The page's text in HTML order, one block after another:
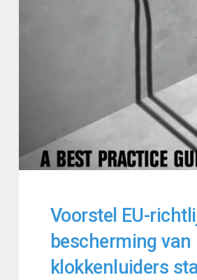
Voorstel EU-
bescherming van
klokkenluiders